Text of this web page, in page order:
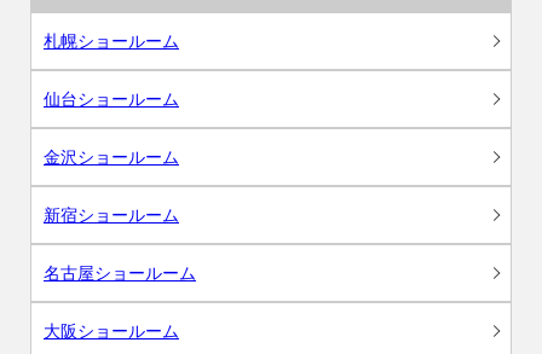
札幌ショールーム
仙台ショールーム
金沢ショールーム
新宿ショールーム
名古屋ショールーム
大阪ショールーム